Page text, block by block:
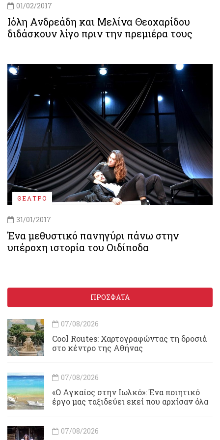
01/02/2017
Ιόλη Ανδρεάδη και Μελίνα Θεοχαρίδου
διδάσκουν λίγο πριν την πρεμιέρα τους
ΘΕΑΤΡΟ
31/01/2017
Ένα μεθυστικό πανηγύρι πάνω στην
υπέροχη ιστορία του Οιδίποδα
ΠΡΟΣΦΑΤΑ
07/08/2026
Cool Routes: Χαρτογραφώντας τη δροσιά
στο κέντρο της Αθήνας
07/08/2026
«Ο Αγκαίος στην Ιωλκό»: Ένα ποιητικό
έργο μας ταξιδεύει εκεί που αρχίσαν όλα
07/08/2026